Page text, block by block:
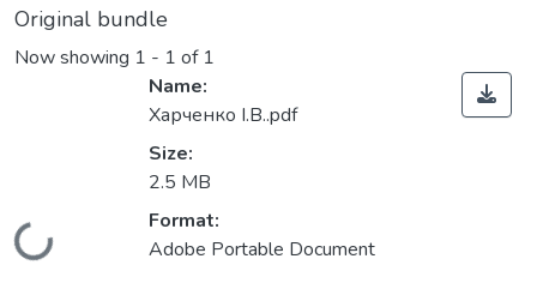
Original bundle
Now showing 1 - 1 of 1
Loading...
Name:
Харченко І.В..pdf
Size:
2.5 MB
Format:
Adobe Portable Document